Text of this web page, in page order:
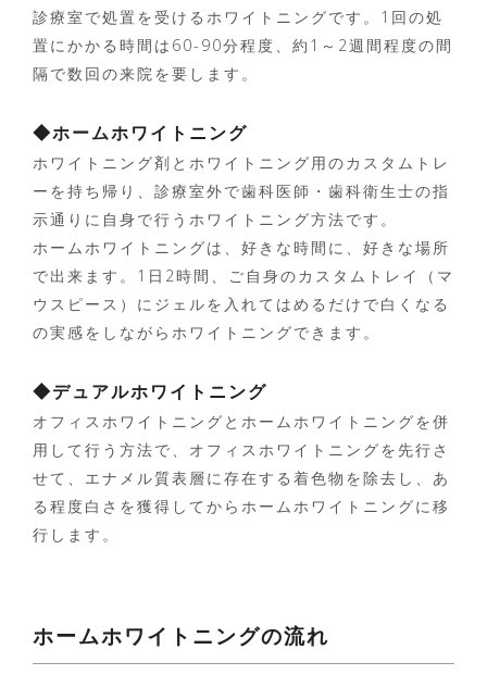
診療室で処置を受けるホワイトニングです。 1 回の処
置にかかる時間は 60-90分程度、約 1 ～ 2週間程度の間
隔で数回の来院を要します。
◆ホームホワイトニング
ホワイトニング剤とホワイトニング用のカスタムトレ
ーを持ち帰り、診療室外で歯科医師・歯科衛生士の指
示通りに自身で行うホワイトニング方法です。
ホームホワイトニングは、好きな時間に、好きな場所
で出来ます。1日2時間、ご自身のカスタムトレイ（マ
ウスピース）にジェルを入れてはめるだけで白くなる
の実感をしながらホワイトニングできます。
◆デュアルホワイトニング
オフィスホワイトニングとホームホワイトニングを併
用して行う方法で、オフィスホワイトニングを先行さ
せて、エナメル質表層に存在する着色物を除去し、あ
る程度白さを獲得してからホームホワイトニングに移
行します。
ホームホワイトニングの流れ